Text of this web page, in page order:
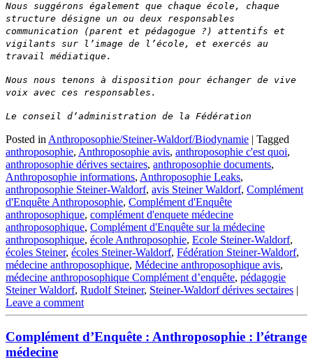
Nous suggérons également que chaque école, chaque
structure désigne un ou deux responsables
communication (parent et pédagogue ?) attentifs et
vigilants sur l’image de l’école, et exercés au
travail médiatique.
Nous nous tenons à disposition pour échanger de vive
voix avec ces responsables.
Le conseil d’administration de la Fédération
Posted in Anthroposophie/Steiner-Waldorf/Biodynamie | Tagged
anthroposophie, Anthroposophie avis, anthroposophie c'est quoi,
anthroposophie dérives sectaires, anthroposophie documents,
Anthroposophie informations, Anthroposophie Leaks,
anthroposophie Steiner-Waldorf, avis Steiner Waldorf, Complément
d'Enquête Anthroposophie, Complément d'Enquête
anthroposophique, complément d'enquete médecine
anthroposophique, Complément d'Enquête sur la médecine
anthroposophique, école Anthroposophie, Ecole Steiner-Waldorf,
écoles Steiner, écoles Steiner-Waldorf, Fédération Steiner-Waldorf,
médecine anthroposophique, Médecine anthroposophique avis,
médecine anthroposophique Complément d’enquête, pédagogie
Steiner Waldorf, Rudolf Steiner, Steiner-Waldorf dérives sectaires |
Leave a comment
Complément d’Enquête : Anthroposophie : l’étrange
médecine